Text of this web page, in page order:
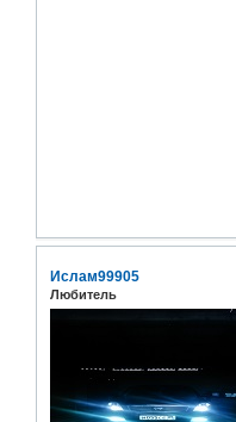
Ислам99905
Любитель